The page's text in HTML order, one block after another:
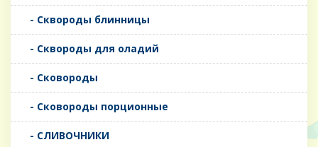
- Сквороды блинницы
- Сквороды для оладий
- Сковороды
- Сковороды порционные
- СЛИВОЧНИКИ